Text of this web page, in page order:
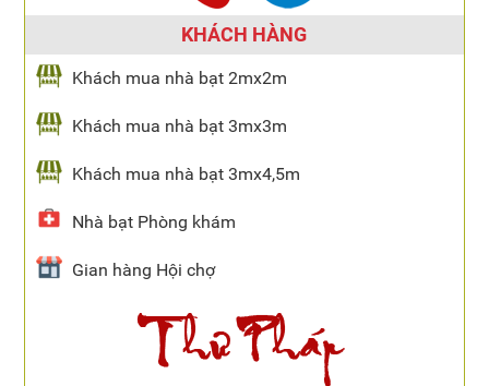
KHÁCH HÀNG
Khách mua nhà bạt 2mx2m
Khách mua nhà bạt 3mx3m
Khách mua nhà bạt 3mx4,5m
Nhà bạt Phòng khám
Gian hàng Hội chợ